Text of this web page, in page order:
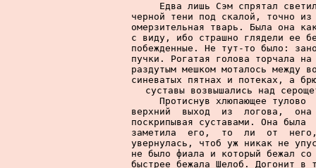
Едва лишь Сэм спрятал
черной тени под скалой, точно из
омерзительная тварь. Была она
с виду, ибо страшно глядели ее
побежденные. Не тут-то было:
пучки. Рогатая голова торчала
раздутым мешком моталось
синеватых пятнах и потеках, а
суставы возвышались над
Протиснув хлюпающее тулово
верхний  выход  из  логова,
поскрипывая суставами. Она
заметила  его,  то  ли  от
увернулась, чтоб уж никак не
не было фиала и который бежал
быстрее бежала Шелоб. Догонит